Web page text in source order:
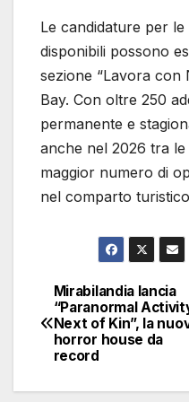
Le candidature per
disponibili possono
sezione “Lavora con
Bay. Con oltre 250
permanente e
anche nel 2026 tra
maggior numero di
nel comparto
articoli
Mirabilandia lancia
“Paranormal
Next of Kin”, la
horror house da
record